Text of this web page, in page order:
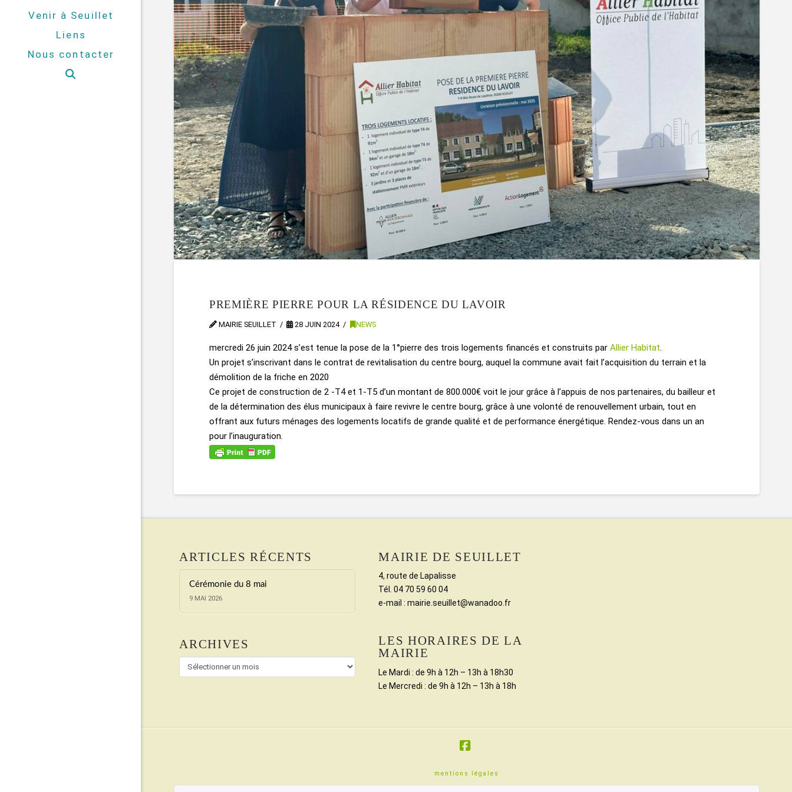
Venir à Seuillet
Liens
Nous contacter
PREMIÈRE PIERRE POUR LA RÉSIDENCE DU LAVOIR
MAIRIE SEUILLET 28 JUIN 2024 NEWS
mercredi 26 juin 2024 s’est tenue la pose de la 1°pierre des trois logements financés et construits parAllier Habitat.
Un projet s’inscrivant dans le contrat de revitalisation du centre bourg, auquel la commune avait fait l’acquisition du terrain et la
démolition de la friche en 2020
Ce projet de construction de 2 -T4 et 1-T5 d’un montant de 800.000€ voit le jour grâce à l’appuis de nos partenaires, du bailleur et
de la détermination des élus municipaux à faire revivre le centre bourg, grâce à une volonté de renouvellement urbain, tout en
offrant aux futurs ménages des logements locatifs de grande qualité et de performance énergétique. Rendez-vous dans un an
pour l’inauguration.
ARTICLES RÉCENTS
Cérémonie du 8 mai
9 MAI 2026
ARCHIVES
Archives
MAIRIE DE SEUILLET
4, route de Lapalisse
Tél. 04 70 59 60 04
e-mail : mairie.seuillet@wanadoo.fr
LES HORAIRES DE LA
MAIRIE
Le Mardi : de 9h à 12h – 13h à 18h30
Le Mercredi : de 9h à 12h – 13h à 18h
mentions légales